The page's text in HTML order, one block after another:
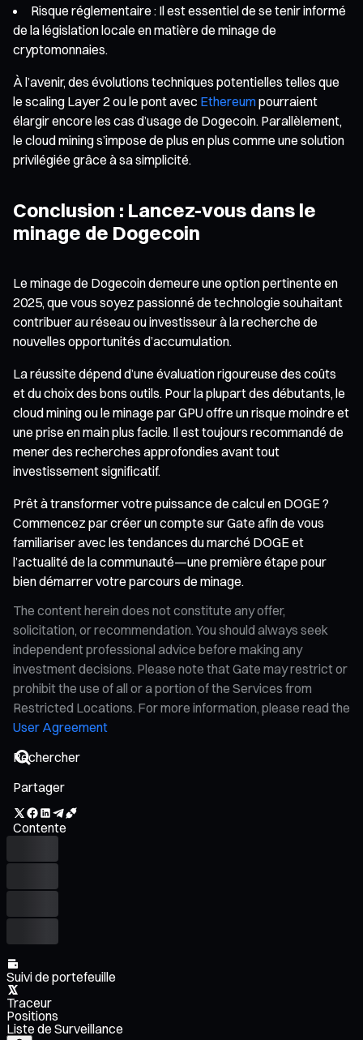
Risque réglementaire : Il est essentiel de se tenir informé
de la législation locale en matière de minage de
cryptomonnaies.
À l’avenir, des évolutions techniques potentielles telles que
le scaling Layer 2 ou le pont avec Ethereumpourraient
élargir encore les cas d’usage de Dogecoin. Parallèlement,
le cloud mining s’impose de plus en plus comme une solution
privilégiée grâce à sa simplicité.
Conclusion : Lancez-vous dans le
minage de Dogecoin
Le minage de Dogecoin demeure une option pertinente en
2025, que vous soyez passionné de technologie souhaitant
contribuer au réseau ou investisseur à la recherche de
nouvelles opportunités d’accumulation.
La réussite dépend d’une évaluation rigoureuse des coûts
et du choix des bons outils. Pour la plupart des débutants, le
cloud mining ou le minage par GPU offre un risque moindre et
une prise en main plus facile. Il est toujours recommandé de
mener des recherches approfondies avant tout
investissement significatif.
Prêt à transformer votre puissance de calcul en DOGE ?
Commencez par créer un compte sur Gate afin de vous
familiariser avec les tendances du marché DOGE et
l’actualité de la communauté—une première étape pour
bien démarrer votre parcours de minage.
The content herein does not constitute any offer,
solicitation, or recommendation. You should always seek
independent professional advice before making any
investment decisions. Please note that Gate may restrict or
prohibit the use of all or a portion of the Services from
Restricted Locations. For more information, please read the
User Agreement
Partager
Contente
Suivi de portefeuille
Traceur
Positions
Liste de Surveillance